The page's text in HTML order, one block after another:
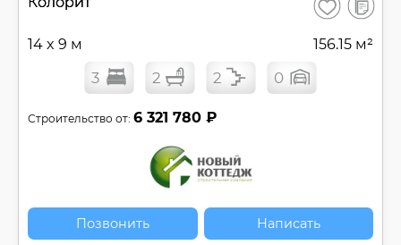
Сохранить
14 x 9 м 156.15 м²
3 2 2 0
Строительство от: 6 321 780 ₽
Позвонить Написать